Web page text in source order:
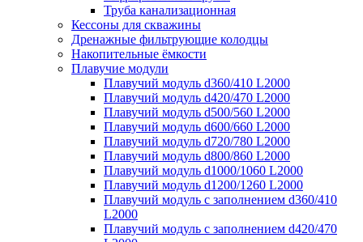
Труба канализационная
Кессоны для скважины
Дренажные фильтрующие колодцы
Накопительные ёмкости
Плавучие модули
Плавучий модуль d360/410 L2000
Плавучий модуль d420/470 L2000
Плавучий модуль d500/560 L2000
Плавучий модуль d600/660 L2000
Плавучий модуль d720/780 L2000
Плавучий модуль d800/860 L2000
Плавучий модуль d1000/1060 L2000
Плавучий модуль d1200/1260 L2000
Плавучий модуль с заполнением d360/410
L2000
Плавучий модуль с заполнением d420/470